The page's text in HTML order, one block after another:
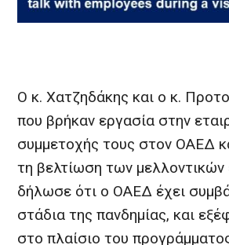
Ο κ. Χατζηδάκης και ο κ.
που βρήκαν εργασία στην
συμμετοχής τους στον ΟΑΕΔ
τη βελτίωση των
δήλωσε ότι ο ΟΑΕΔ έχει
στάδια της πανδημίας, και
στο πλαίσιο του